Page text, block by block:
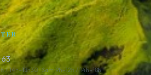
63
/ 14h–18h30 · Sam 9h–12h / 14h–18h